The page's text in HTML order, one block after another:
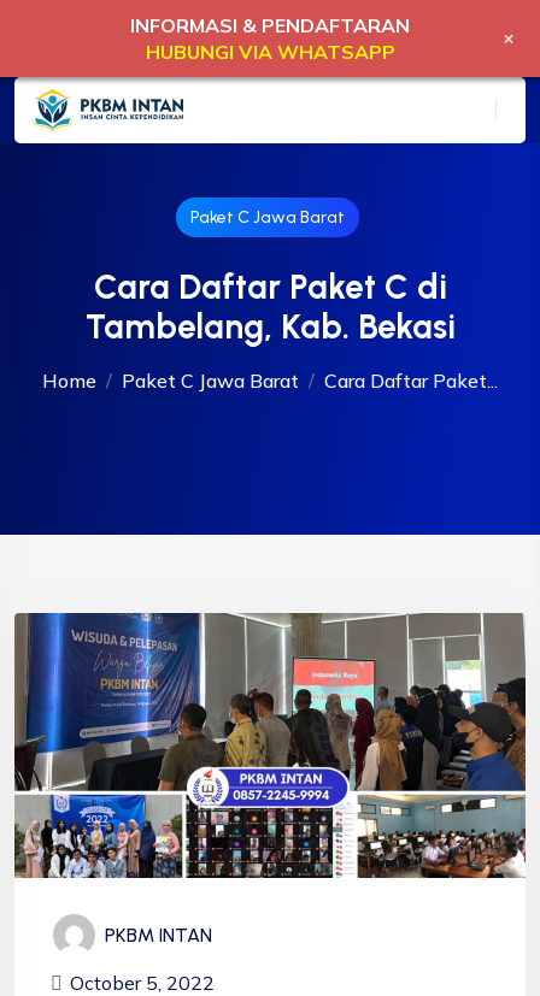
Paket C Jawa Barat
Cara Daftar Paket C di
Tambelang, Kab. Bekasi
Home Paket C Jawa Barat Cara Daftar Paket...
PKBM INTAN
October 5, 2022
INFORMASI & PENDAFTARAN
HUBUNGI VIA WHATSAPP
+